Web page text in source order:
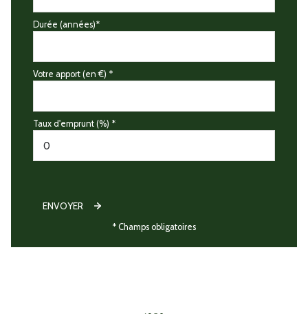
Durée (années)*
Votre apport (en €) *
Taux d'emprunt (%) *
ENVOYER
* Champs obligatoires